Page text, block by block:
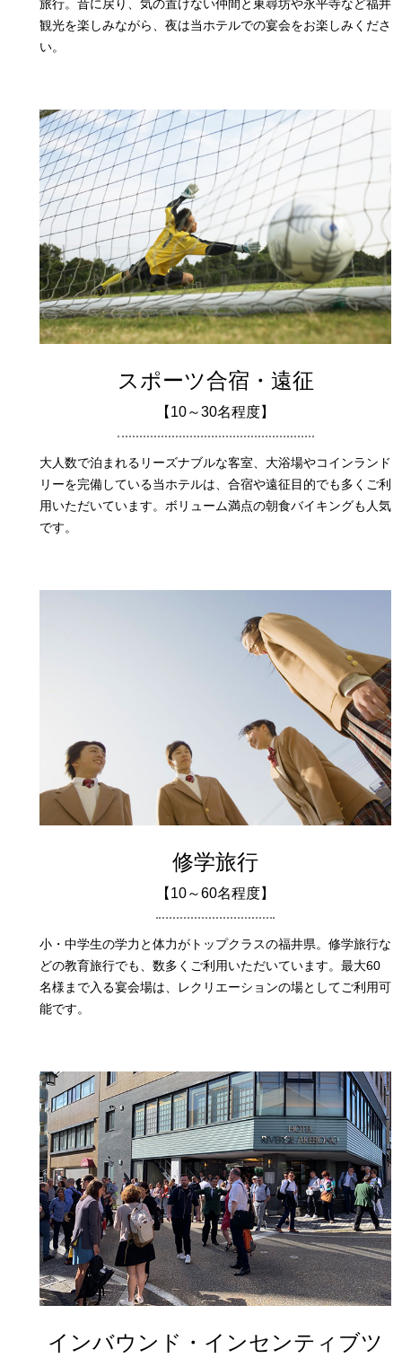
旅行。昔に戻り、気の置けない仲間と東尋坊や永平寺など福井
観光を楽しみながら、夜は当ホテルでの宴会をお楽しみくださ
い。
スポーツ合宿・遠征
【10～30名程度】
大人数で泊まれるリーズナブルな客室、大浴場やコインランド
リーを完備している当ホテルは、合宿や遠征目的でも多くご利
用いただいています。ボリューム満点の朝食バイキングも人気
です。
修学旅行
【10～60名程度】
小・中学生の学力と体力がトップクラスの福井県。修学旅行な
どの教育旅行でも、数多くご利用いただいています。最大60
名様まで入る宴会場は、レクリエーションの場としてご利用可
能です。
インバウンド・インセンティブツ